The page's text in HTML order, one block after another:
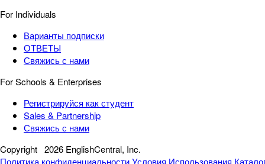
For Individuals
Варианты подписки
ОТВЕТЫ
Свяжись с нами
For Schools & Enterprises
Регистрируйся как студент
Sales & Partnership
Свяжись с нами
Copyright 2026 EnglishCentral, Inc.